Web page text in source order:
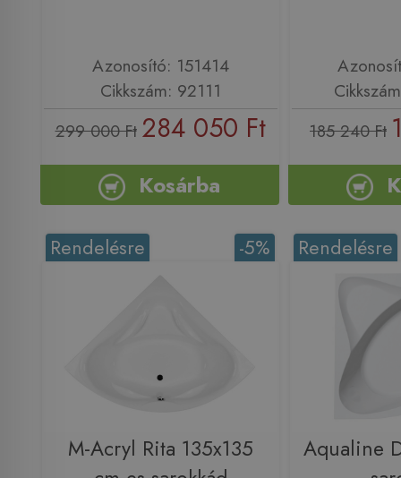
Azonosító: 151414
Cikkszám: 92111
299 000 Ft 284 050 Ft
Kosárba
185 240 Ft
-5%
Rendelésre
M-Acryl Rita 135x135
Rendelésre
Aqualine